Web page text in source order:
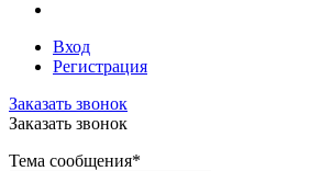
Вход
Регистрация
Заказать звонок
Заказать звонок
Тема сообщения*